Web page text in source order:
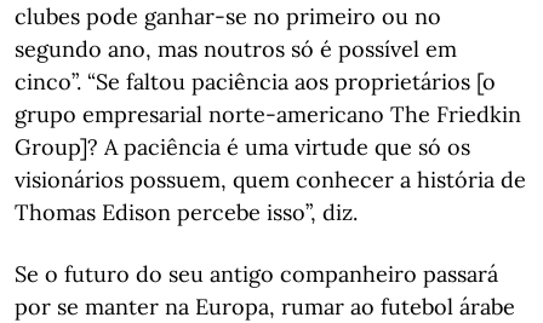
clubes pode ganhar-se no primeiro ou no
segundo ano, mas noutros só é possível em
cinco”. “Se faltou paciência aos proprietários [o
grupo empresarial norte-americano The Friedkin
Group]? A paciência é uma virtude que só os
visionários possuem, quem conhecer a história de
Thomas Edison percebe isso”, diz.
Se o futuro do seu antigo companheiro passará
por se manter na Europa, rumar ao futebol árabe